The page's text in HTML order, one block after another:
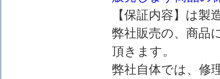
【保証内容】は
弊社販売の、商品
頂きます。
弊社自体では、修